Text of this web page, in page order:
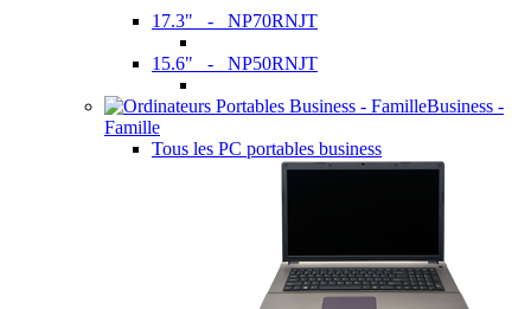
17.3" - NP70RNJT
15.6" - NP50RNJT
Business -
Famille
Tous les PC portables business